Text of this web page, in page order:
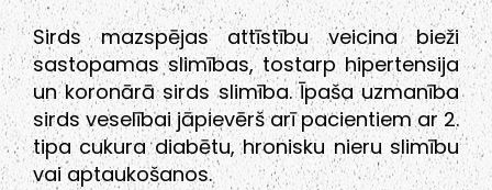
Sirds mazspējas attīstību veicina bieži
sastopamas slimības, tostarp hipertensija
un koronārā sirds slimība. Īpaša uzmanība
sirds veselībai jāpievērš arī pacientiem ar 2.
tipa cukura diabētu, hronisku nieru slimību
vai aptaukošanos.